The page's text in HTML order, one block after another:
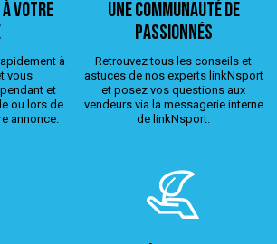
à votre
à
vous
et
ou lors de
annonce.
Une Communauté de
passionnés
Retrouvez tous les conseils et
astuces de nos experts linkNsport
et posez vos questions aux
vendeurs via la messagerie interne
de linkNsport.